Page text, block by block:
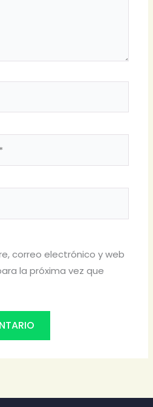
correo electrónico y web
la próxima vez que